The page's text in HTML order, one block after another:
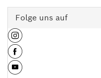
Folge uns auf